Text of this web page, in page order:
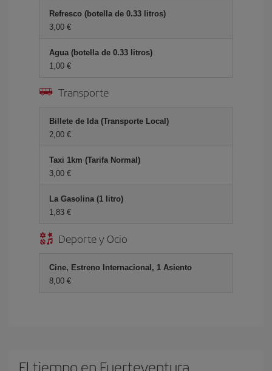
Refresco (botella de 0.33 litros)
3,00 €
Agua (botella de 0.33 litros)
1,00 €
Transporte
Billete de Ida (Transporte Local)
2,00 €
Taxi 1km (Tarifa Normal)
3,00 €
La Gasolina (1 litro)
1,83 €
Deporte y Ocio
Cine, Estreno Internacional, 1 Asiento
8,00 €
El tiempo en Fuerteventura